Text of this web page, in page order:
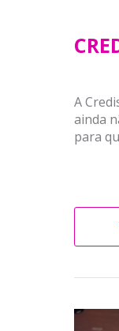
A
ainda
para